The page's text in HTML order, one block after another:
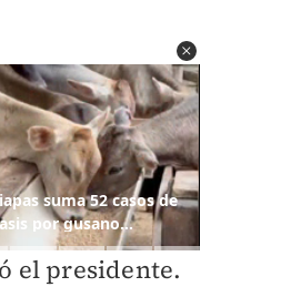
el presidente.